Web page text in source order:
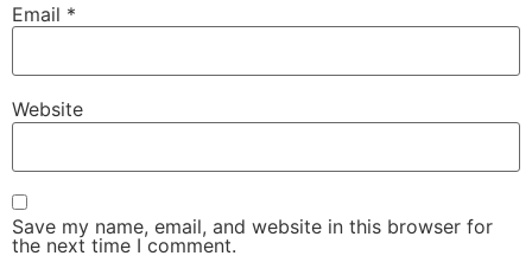
Email *
Website
Save my name, email, and website in this browser for
the next time I comment.